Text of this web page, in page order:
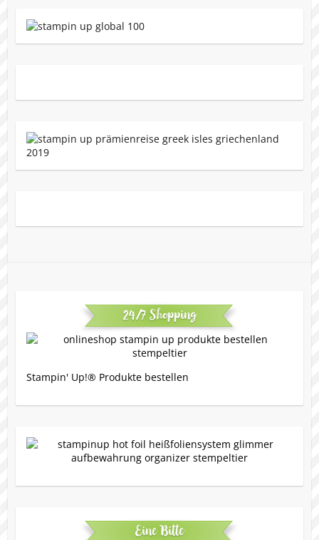
24/7 Shopping
Stampin' Up!® Produkte bestellen
Eine Bitte